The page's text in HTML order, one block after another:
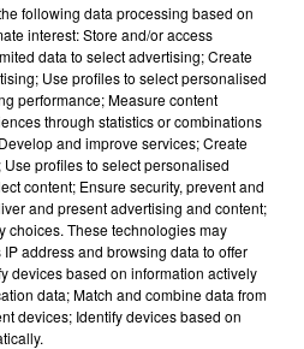
le film, bientôt une docu-série sur
de Michael Jackson
dévoile « Swerve »
following data processing based on
interest: Store and/or access
data to select advertising; Create
Use profiles to select personalised
performance; Measure content
through statistics or combinations
and improve services; Create
profiles to select personalised
content; Ensure security, prevent and
and present advertising and content;
choices. These technologies may
address and browsing data to offer
devices based on information actively
data; Match and combine data from
devices; Identify devices based on